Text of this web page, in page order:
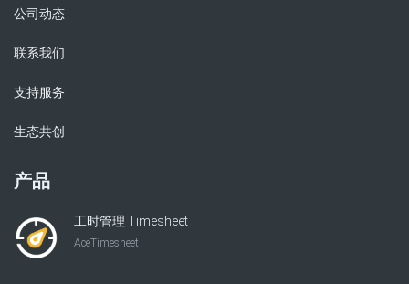
公司动态
联系我们
支持服务
生态共创
产品
工时管理 Timesheet
AceTimesheet